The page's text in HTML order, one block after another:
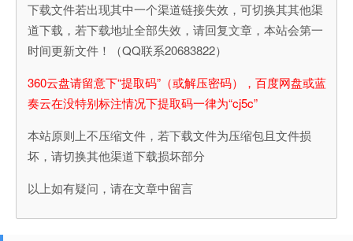
下载文件若出现其中一个渠道链接失效，可切换其其他渠
道下载，若下载地址全部失效，请回复文章，本站会第一
时间更新文件！（QQ联系20683822）
360云盘请留意下“提取码”（或解压密码），百度网盘或蓝
奏云在没特别标注情况下提取码一律为“cj5c”
本站原则上不压缩文件，若下载文件为压缩包且文件损
坏，请切换其他渠道下载损坏部分
以上如有疑问，请在文章中留言